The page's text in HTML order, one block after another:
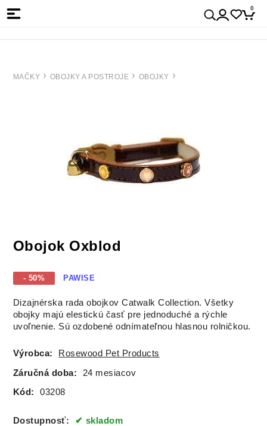
0
MAČKY OBOJKY A POSTROJE OBOJKY
Obojok Oxblod
- 50% PAWISE
Dizajnérska rada obojkov Catwalk Collection. Všetky
obojky majú elestickú časť pre jednoduché a rýchle
uvoľnenie. Sú ozdobené odnímateľnou hlasnou rolničkou.
Výrobca: Rosewood Pet Products
Záručná doba: 24 mesiacov
Kód: 03208
Dostupnosť: skladom